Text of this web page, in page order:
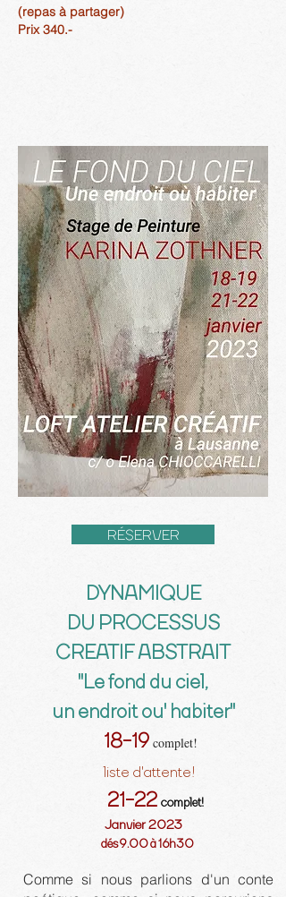
(repas à partager)
Prix 340.-
RÉSERVER
DYNAMIQUE
DU PROCESSUS
CREATIF ABSTRAIT
"Le fond du ciel,
un endroit ou' habiter"
18-19 complet!
liste d'attente!
21-22 complet!
Janvier 2023
dés 9.00 à 16h30
Comme si nous parlions d'un conte